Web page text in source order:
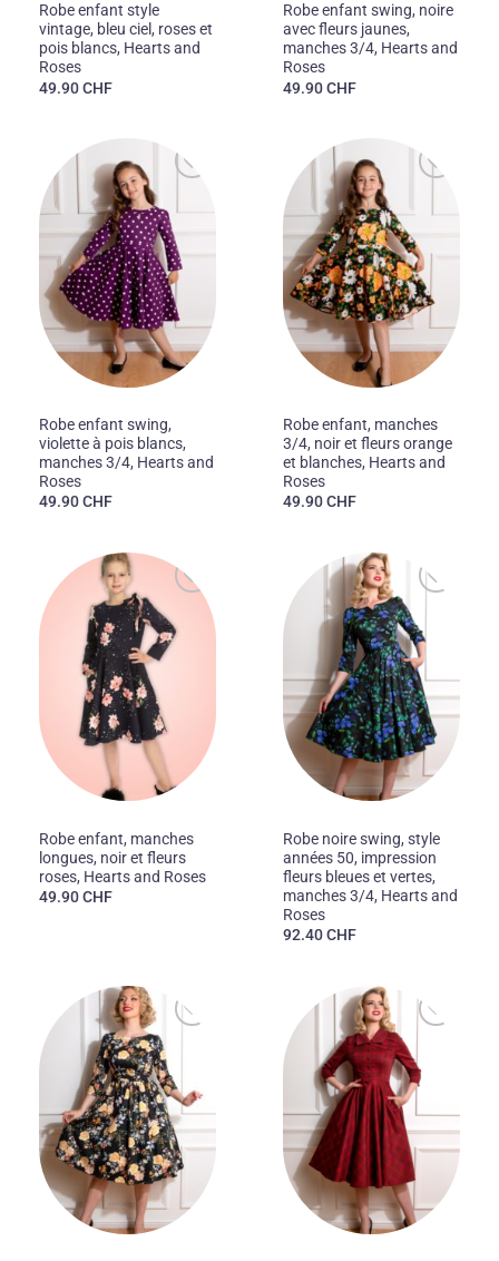
Robe enfant style
vintage, bleu ciel, roses et
pois blancs, Hearts and
Roses
49.90CHF
Robe enfant swing, noire
avec fleurs jaunes,
manches 3/4, Hearts and
Roses
49.90CHF
Ajouter
à la liste
des
souhaits
Robe enfant swing,
violette à pois blancs,
manches 3/4, Hearts and
Roses
49.90CHF
Ajouter
des
souhaits
Robe enfant, manches
3/4, noir et fleurs orange
et blanches, Hearts and
Roses
49.90CHF
Ajouter
à la liste
des
souhaits
Robe enfant, manches
longues, noir et fleurs
roses, Hearts and Roses
49.90CHF
Ajouter
à la liste
des
souhaits
Robe noire swing, style
années 50, impression
fleurs bleues et vertes,
manches 3/4, Hearts and
Roses
92.40CHF
Ajouter
à la liste
souhaits
Ajouter
à la liste
des
souhaits